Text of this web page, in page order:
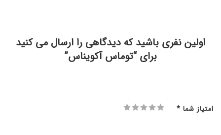
اولین نفری باشید که دیدگاهی را ارسال می کنید
برای “توماس آکویناس”
امتیاز شما *